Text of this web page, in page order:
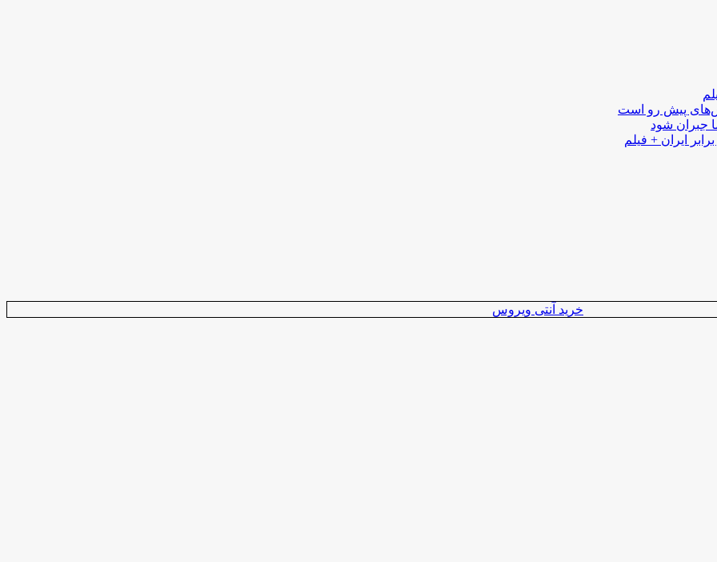
پیش رو است
جبران شود
ایران + فیلم
خرید آنتی ویروس